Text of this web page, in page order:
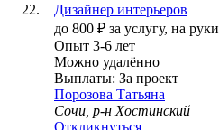
Дизайнер интерьеров
до 800 ₽ за услугу, на руки
Опыт 3-6 лет
Можно удалённо
Выплаты: За проект
Порозова Татьяна
Сочи, р-н Хостинский